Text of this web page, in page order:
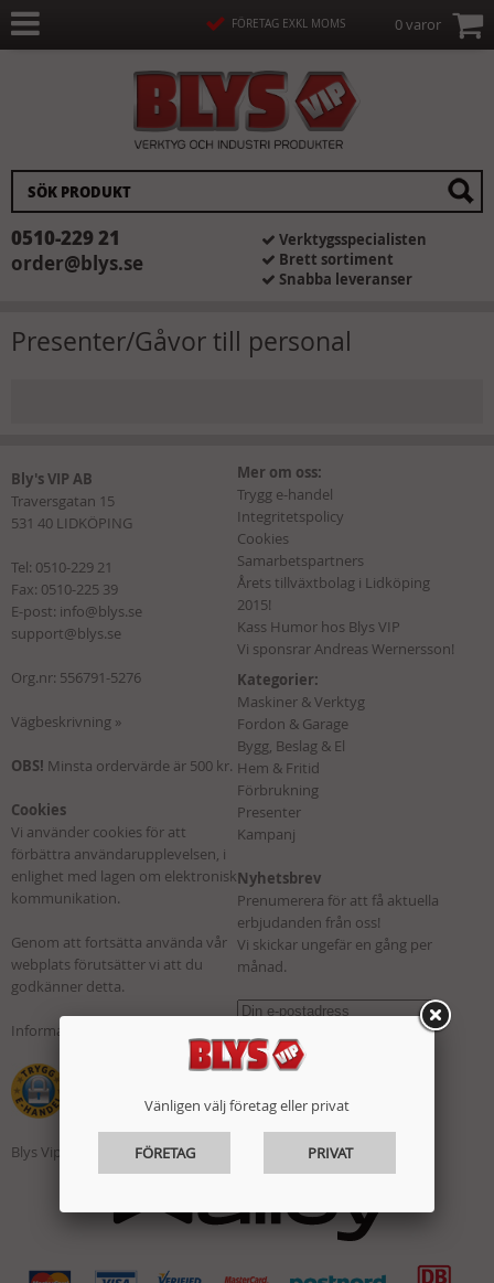
0 varor
FÖRETAG EXKL MOMS
0510-229 21
order@blys.se
Verktygsspecialisten
Brett sortiment
Snabba leveranser
Presenter/Gåvor till personal
Bly's VIP AB
Traversgatan 15
531 40 LIDKÖPING
Tel: 0510-229 21
Fax: 0510-225 39
E-post: info@blys.se
support@blys.se
Org.nr: 556791-5276
Vägbeskrivning »
OBS! Minsta ordervärde är 500 kr.
Cookies
Vi använder cookies för att
förbättra användarupplevelsen, i
enlighet med lagen om elektronisk
kommunikation.
Genom att fortsätta använda vår
webplats förutsätter vi att du
godkänner detta.
Information om cookies »
Mer om oss:
Trygg e-handel
Integritetspolicy
Cookies
Samarbetspartners
Årets tillväxtbolag i Lidköping
2015!
Kass Humor hos Blys VIP
Vi sponsrar Andreas Wernersson!
Kategorier:
Maskiner & Verktyg
Fordon & Garage
Bygg, Beslag & El
Hem & Fritid
Förbrukning
Presenter
Kampanj
Nyhetsbrev
Prenumerera för att få aktuella
erbjudanden från oss!
Vi skickar ungefär en gång per
månad.
Blys Vip AB
Vänligen välj företag eller privat
FÖRETAG PRIVAT